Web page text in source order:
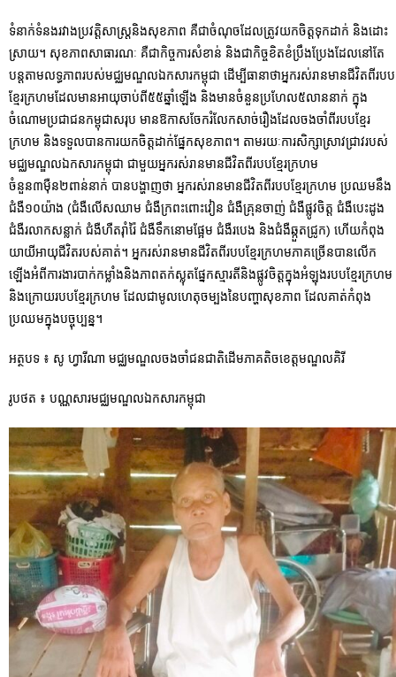
ទំនាក់ទំនងរវាងប្រវត្តិសាស្រ្តនិងសុខភាព គឺជាចំណុចដែលត្រូវយកចិត្តទុកដាក់ និងដោះ
ស្រាយ។ សុខភាពសាធារណៈ គឺជាកិច្ចការសំខាន់ និងជាកិច្ចខិតខំប្រឹងប្រែងដែលនៅតែ
បន្តតាមលទ្ធភាពរបស់មជ្ឈមណ្ឌលឯកសារកម្ពុជា ដើម្បីធានាថាអ្នករស់រានមានជីវិតពីរបប
ខ្មែរក្រហមដែលមានអាយុចាប់ពី៥៥ឆ្នាំឡើង និងមានចំនួនប្រហែល៥លាននាក់ ក្នុង
ចំណោមប្រជាជនកម្ពុជាសរុប មានឱកាសចែករំលែកសាច់រឿងដែលចងចាំពីរបបខ្មែរ
ក្រហម និងទទួលបានការយកចិត្តដាក់ផ្នែកសុខភាព។ តាមរយៈការសិក្សាស្រាវជ្រាវរបស់
មជ្ឈមណ្ឌលឯកសារកម្ពុជា ជាមួយអ្នករស់រានមានជីវិតពីរបបខ្មែរក្រហម
ចំនួន៣ម៉ឺន២ពាន់នាក់ បានបង្ហាញថា អ្នករស់រានមានជីវិតពីរបបខ្មែរក្រហម ប្រឈមនឹង
ជំងឺ១០យ៉ាង (ជំងឺលើសឈាម ជំងឺក្រពះពោះវៀន ជំងឺគ្រុនចាញ់ ជំងឺផ្លូវចិត្ត ជំងឺបេះដូង
ជំងឺរលាកសន្លាក់ ជំងឺហឺតរ៉ាំរ៉ៃ ជំងឺទឹកនោមផ្អែម ជំងឺរបេង និងជំងឺឆ្កួតជ្រូក) ហើយកំពុង
យាយីអាយុជីវិតរបស់គាត់។ អ្នករស់រានមានជីវិតពីរបបខ្មែរក្រហមភាគច្រើនបានលើក
ឡើងអំពីការងារបាក់កម្លាំងនិងភាពតក់ស្លុតផ្នែកស្មារតីនិងផ្លូវចិត្តក្នុងអំឡុងរបបខ្មែរក្រហម
និងក្រោយរបបខ្មែរក្រហម ដែលជាមូលហេតុចម្បងនៃបញ្ហាសុខភាព ដែលគាត់កំពុង
ប្រឈមក្នុងបច្ចុប្បន្ន។
អត្ថបទ ៖ សូ ហ្វារីណា មជ្ឈមណ្ឌលចងចាំជនជាតិដើមភាគតិចខេត្តមណ្ឌលគិរី
រូបថត ៖ បណ្ណសារមជ្ឈមណ្ឌលឯកសារកម្ពុជា